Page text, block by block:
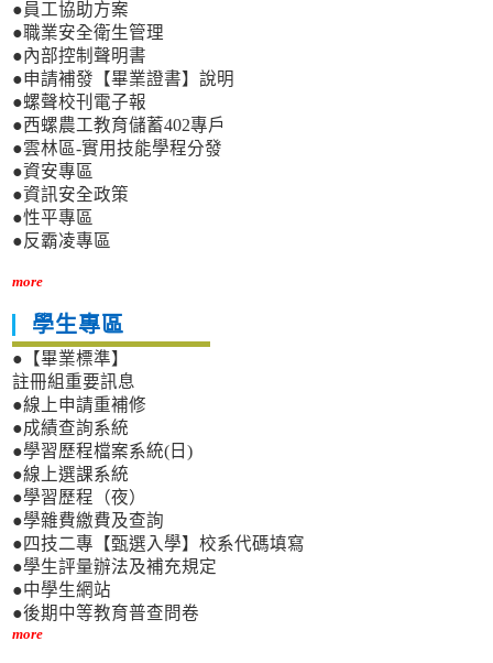
●員工協助方案
●職業安全衛生管理
●內部控制聲明書
●申請補發【畢業證書】說明
●螺聲校刊電子報
●西螺農工教育儲蓄402專戶
●雲林區-實用技能學程分發
●資安專區
●資訊安全政策
●性平專區
●反霸凌專區
more
學生專區
●【畢業標準】
註冊組重要訊息
●線上申請重補修
●成績查詢系統
●學習歷程檔案系統(日)
●線上選課系統
●學習歷程（夜）
●學雜費繳費及查詢
●四技二專【甄選入學】校系代碼填寫
●學生評量辦法及補充規定
●中學生網站
●後期中等教育普查問卷
more